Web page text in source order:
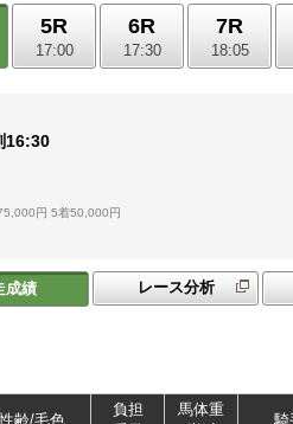
5R
17:00
6R
17:30
7R
18:05
16:30
円 5着50,000円
成績 レース分析
性齢/毛色
負担
馬体重
騎